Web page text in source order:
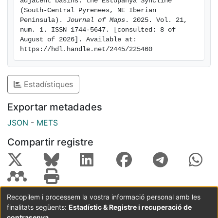
(South-Central Pyrenees, NE Iberian
Peninsula). Journal of Maps . 2025. Vol. 21,
num. 1. ISSN 1744-5647. [consulted: 8 of
August of 2026]. Available at:
https://hdl.handle.net/2445/225460
Estadístiques
Exportar metadades
JSON - METS
Compartir registre
Coordinació:CRAI UB Avís legal
Metadades
subjectes a:
Recopilem i processem la vostra informació personal amb les
finalitats següents: Estadístic & Registre i recuperació de